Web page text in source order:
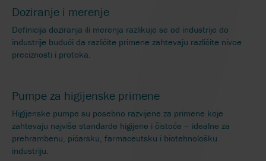
Doziranje i merenje
Definicija doziranja ili merenja razlikuje se od industrije do
industrije budući da različite primene zahtevaju različite nivoe
preciznosti i protoka.
Pumpe za higijenske primene
Higijenske pumpe su posebno razvijene za primene koje
zahtevaju najviše standarde higijene i čistoće – idealne za
prehrambenu, pićarsku, farmaceutsku i biotehnološku
industriju.